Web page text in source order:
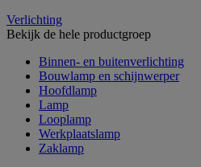
Verlichting
Bekijk de hele productgroep
Binnen- en buitenverlichting
Bouwlamp en schijnwerper
Hoofdlamp
Lamp
Looplamp
Werkplaatslamp
Zaklamp